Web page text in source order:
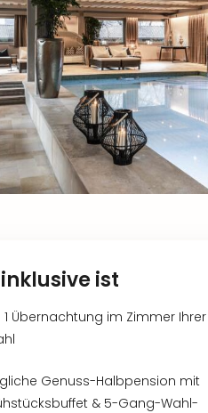
ist
1 Übernachtung im Zimmer Ihrer
Genuss-Halbpension mit
& 5-Gang-Wahl-